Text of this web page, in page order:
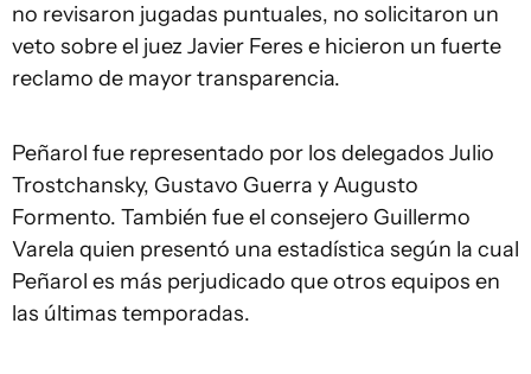
no revisaron jugadas puntuales, no solicitaron un
veto sobre el juez Javier Feres e hicieron un fuerte
reclamo de mayor transparencia.
Peñarol fue representado por los delegados Julio
Trostchansky, Gustavo Guerra y Augusto
Formento. También fue el consejero Guillermo
Varela quien presentó una estadística según la cual
Peñarol es más perjudicado que otros equipos en
las últimas temporadas.